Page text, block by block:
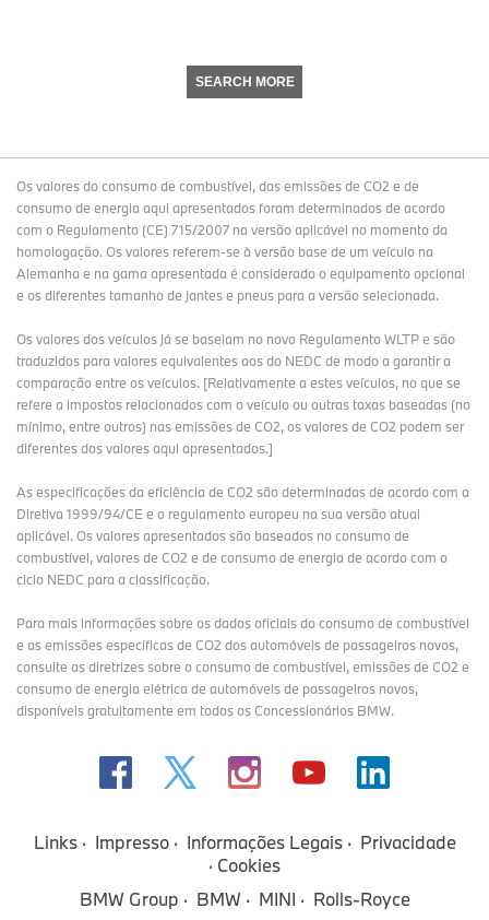
SEARCH MORE
Os valores do consumo de combustível, das emissões de CO2 e de
consumo de energia aqui apresentados foram determinados de acordo
com o Regulamento (CE) 715/2007 na versão aplicável no momento da
homologação. Os valores referem-se à versão base de um veículo na
Alemanha e na gama apresentada é considerado o equipamento opcional
e os diferentes tamanho de jantes e pneus para a versão selecionada.
Os valores dos veículos já se baseiam no novo Regulamento WLTP e são
traduzidos para valores equivalentes aos do NEDC de modo a garantir a
comparação entre os veículos. [Relativamente a estes veículos, no que se
refere a impostos relacionados com o veículo ou outras taxas baseadas (no
mínimo, entre outros) nas emissões de CO2, os valores de CO2 podem ser
diferentes dos valores aqui apresentados.]
As especificações da eficiência de CO2 são determinadas de acordo com a
Diretiva 1999/94/CE e o regulamento europeu na sua versão atual
aplicável. Os valores apresentados são baseados no consumo de
combustível, valores de CO2 e de consumo de energia de acordo com o
ciclo NEDC para a classificação.
Para mais informações sobre os dados oficiais do consumo de combustível
e as emissões específicas de CO2 dos automóveis de passageiros novos,
consulte as diretrizes sobre o consumo de combustível, emissões de CO2 e
consumo de energia elétrica de automóveis de passageiros novos,
disponíveis gratuitamente em todos os Concessionários BMW.
Links Impresso Informações Legais
Privacidade
Cookies
BMW Group
BMW MINI Rolls-Royce